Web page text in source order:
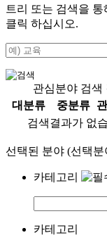
트리 또는 검색을
클릭 하십시오.
관심분야 검색
대분류
중분류
검색결과가 없
선택된 분야 (선택
카테고리
카테고리